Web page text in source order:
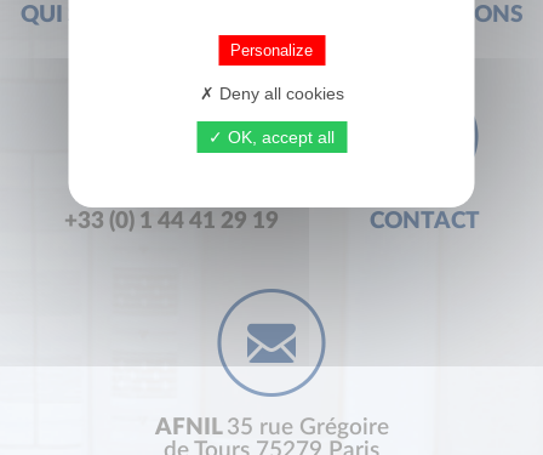
QUI SOMMES-NOUS ? FOIRE AUX QUESTIONS
+33 (0) 1 44 41 29 19 CONTACT
AFNIL 35 rue Grégoire
Personalize
Deny all cookies
OK, accept all